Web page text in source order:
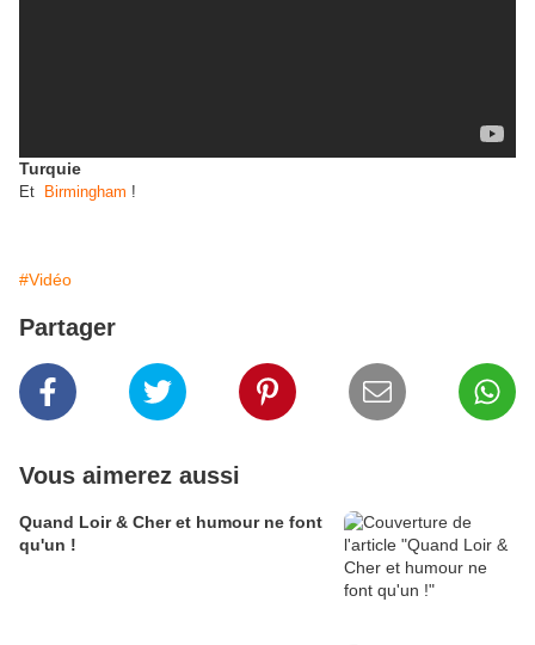
Turquie
Et Birmingham !
#Vidéo
Partager
Vous aimerez aussi
Quand Loir & Cher et humour ne font
qu'un !